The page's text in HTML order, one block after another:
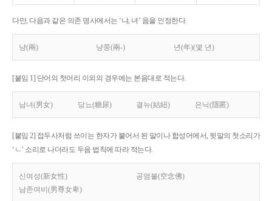
다만, 다음과 같은 의존 명사에서는 ‘냐, 녀’ 음을 인정한다.
냥(兩) 냥쭝(兩-) 년(年)(몇 년)
[붙임 1] 단어의 첫머리 이외의 경우에는 본음대로 적는다.
남녀(男女) 당뇨(糖尿) 결뉴(結紐) 은닉(隱匿)
[붙임 2] 접두사처럼 쓰이는 한자가 붙어서 된 말이나 합성어에서, 뒷말의 첫소리가
‘ㄴ’ 소리로 나더라도 두음 법칙에 따라 적는다.
신여성(新女性)
공염불(空念佛)
남존여비(男尊女卑)